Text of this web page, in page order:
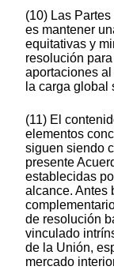
(10) Las
es mantener
equitativas y
resolución
aportaciones
la carga global
(11) El
elementos
siguen siendo
presente
establecidas
alcance. Antes
de resolución
vinculado
de la Unión,
mercado